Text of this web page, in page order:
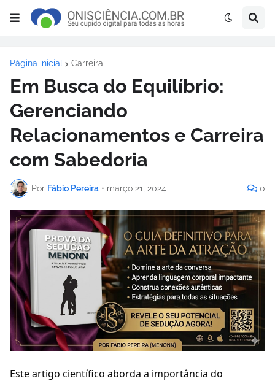
Página inicial Carreira
Em Busca do Equilíbrio:
Gerenciando
Relacionamentos e Carreira
com Sabedoria
Por Fábio Pereira • março 21, 2024 0
Este artigo científico aborda a importância do